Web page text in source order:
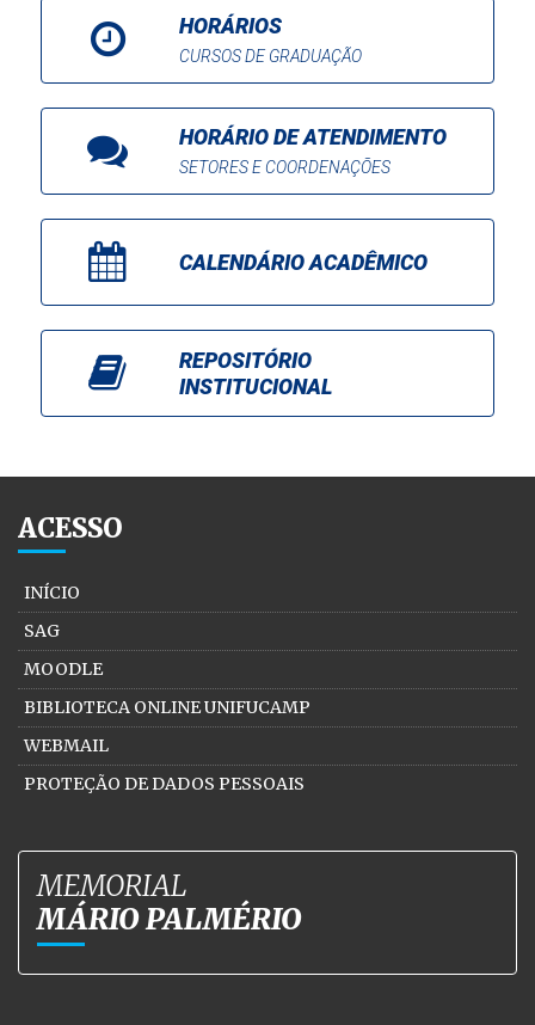
HORÁRIOS
CURSOS DE GRADUAÇÃO
HORÁRIO DE ATENDIMENTO
SETORES E COORDENAÇÕES
CALENDÁRIO ACADÊMICO
REPOSITÓRIO
INSTITUCIONAL
ACESSO
INÍCIO
SAG
MOODLE
BIBLIOTECA ONLINE UNIFUCAMP
WEBMAIL
PROTEÇÃO DE DADOS PESSOAIS
MEMORIAL
MÁRIO PALMÉRIO